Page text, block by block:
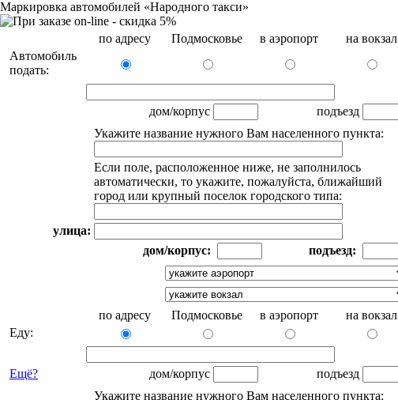
Маркировка автомобилей «Народного такси»
по адресу Подмосковье в аэропорт
на вокзал
Автомобиль
подать:
дом/корпус
подъезд
Укажите название нужного Вам населенного пункта:
Если поле, расположенное ниже, не заполнилось
автоматически, то укажите, пожалуйста, ближайший
город или крупный поселок городского типа:
улица:
дом/корпус:
подъезд:
по адресу Подмосковье в аэропорт
на вокзал
Еду:
Ещё? дом/корпус
подъезд
Укажите название нужного Вам населенного пункта: